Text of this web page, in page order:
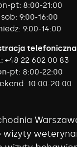
pt: 8:00-21:00
sob: 9:00-16:00
9:00-14:00
+48 22 602 00 83
pt: 8:00-22:00
10:00-20:00
wizyty